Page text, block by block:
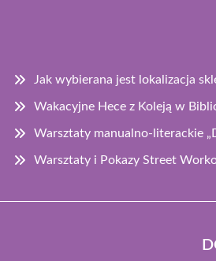
Jak wybierana jest lokalizacja
Wakacyjne Hece z Koleją w
Warsztaty manualno-literackie
Warsztaty i Pokazy Street